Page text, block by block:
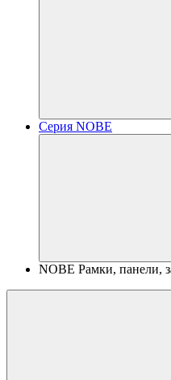
Серия NOBE
NOBE Рамки, панели,